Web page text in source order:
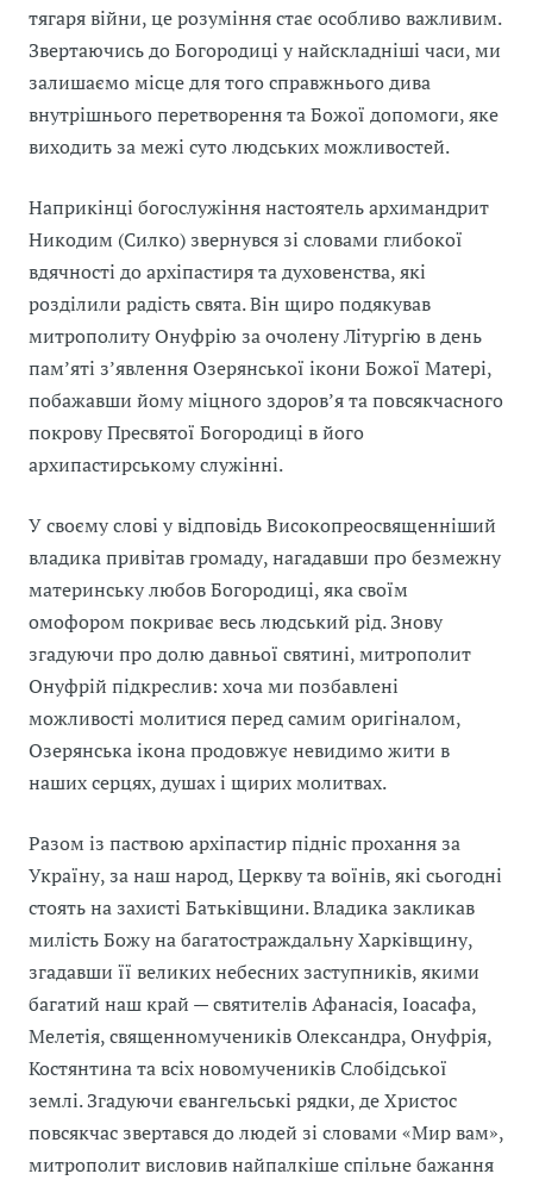
тягаря війни, це розуміння стає особливо важливим.
Звертаючись до Богородиці у найскладніші часи, ми
залишаємо місце для того справжнього дива
внутрішнього перетворення та Божої допомоги, яке
виходить за межі суто людських можливостей.
Наприкінці богослужіння настоятель архимандрит
Никодим (Силко) звернувся зі словами глибокої
вдячності до архіпастиря та духовенства, які
розділили радість свята. Він щиро подякував
митрополиту Онуфрію за очолену Літургію в день
пам’яті з’явлення Озерянської ікони Божої Матері,
побажавши йому міцного здоров’я та повсякчасного
покрову Пресвятої Богородиці в його
архипастирському служінні.
У своєму слові у відповідь Високопреосвященніший
владика привітав громаду, нагадавши про безмежну
материнську любов Богородиці, яка своїм
омофором покриває весь людський рід. Знову
згадуючи про долю давньої святині, митрополит
Онуфрій підкреслив: хоча ми позбавлені
можливості молитися перед самим оригіналом,
Озерянська ікона продовжує невидимо жити в
наших серцях, душах і щирих молитвах.
Разом із паствою архіпастир підніс прохання за
Україну, за наш народ, Церкву та воїнів, які сьогодні
стоять на захисті Батьківщини. Владика закликав
милість Божу на багатостраждальну Харківщину,
згадавши її великих небесних заступників, якими
багатий наш край — святителів Афанасія, Іоасафа,
Мелетія, священномучеників Олександра, Онуфрія,
Костянтина та всіх новомучеників Слобідської
землі. Згадуючи євангельські рядки, де Христос
повсякчас звертався до людей зі словами «Мир вам»,
митрополит висловив найпалкіше спільне бажання